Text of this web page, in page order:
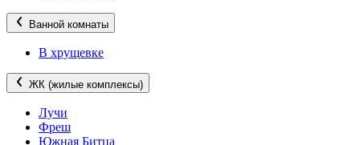
Ванной комнаты
В хрущевке
ЖК (жилые комплексы)
Лучи
Фреш
Южная Битца